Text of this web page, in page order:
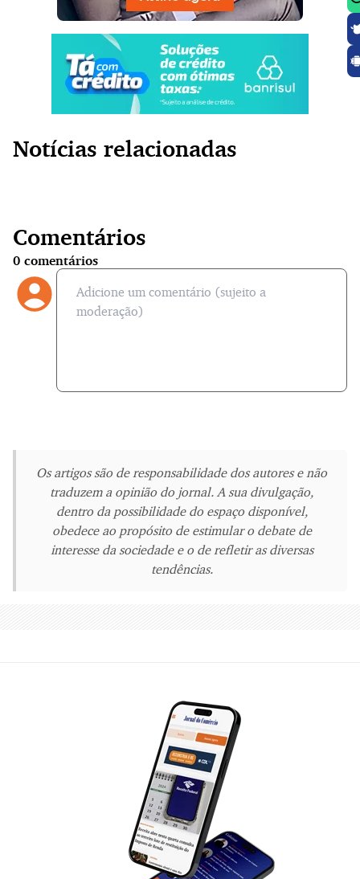
Notícias relacionadas
Comentários
0 comentários
Os artigos são de responsabilidade dos autores e não
traduzem a opinião do jornal. A sua divulgação,
dentro da possibilidade do espaço disponível,
obedece ao propósito de estimular o debate de
interesse da sociedade e o de refletir as diversas
tendências.